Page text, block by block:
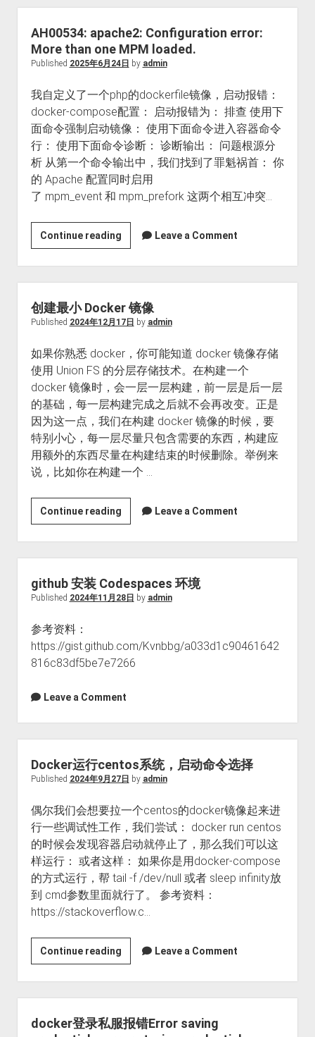
填
指
南
转
Docker
Macvlan：
给
器
分
配
独
立
内
网
美
释
放
端
AH00534: apache2: Configuration error:
More than one MPM loaded.
Published 2025年6月24日 by admin
我自定义了一个php的dockerfile镜像，启动报错：
docker-compose配置： 启动报错为： 排查 使用下
面命令强制启动镜像： 使用下面命令进入容器命令
行： 使用下面命令诊断： 诊断输出： 问题根源分
析 从第一个命令输出中，我们找到了罪魁祸首： 你
的 Apache 配置同时启用
了 mpm_event 和 mpm_prefork 这两个相互冲突…
Continue readingAH00534:
apache2:
Configuration
error:
More
than
MPM
loaded.
Leave a Comment
创建最小 Docker 镜像
Published 2024年12月17日 by admin
如果你熟悉 docker，你可能知道 docker 镜像存储
使用 Union FS 的分层存储技术。在构建一个
docker 镜像时，会一层一层构建，前一层是后一层
的基础，每一层构建完成之后就不会再改变。正是
因为这一点，我们在构建 docker 镜像的时候，要
特别小心，每一层尽量只包含需要的东西，构建应
用额外的东西尽量在构建结束的时候删除。举例来
说，比如你在构建一个 …
Continue reading创
建
最
小
Docker
镜
Leave a Comment
github 安装 Codespaces 环境
Published 2024年11月28日 by admin
参考资料：
https://gist.github.com/Kvnbbg/a033d1c90461642
816c83df5be7e7266
Leave a Comment
Docker运行centos系统，启动命令选择
Published 2024年9月27日 by admin
偶尔我们会想要拉一个centos的docker镜像起来进
行一些调试性工作，我们尝试： docker run centos
的时候会发现容器启动就停止了，那么我们可以这
样运行： 或者这样： 如果你是用docker-compose
的方式运行，帮 tail -f /dev/null 或者 sleep infinity放
到 cmd参数里面就行了。 参考资料：
https://stackoverflow.c…
Continue readingDocker
运
行
centos
系
Leave a Comment
docker登录私服报错Error saving